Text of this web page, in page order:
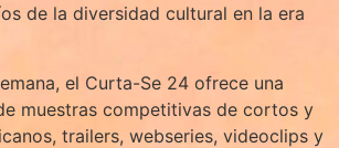
de la diversidad cultural en la era
el Curta-Se 24 ofrece una
muestras competitivas de cortos y
trailers, webseries, videoclips y